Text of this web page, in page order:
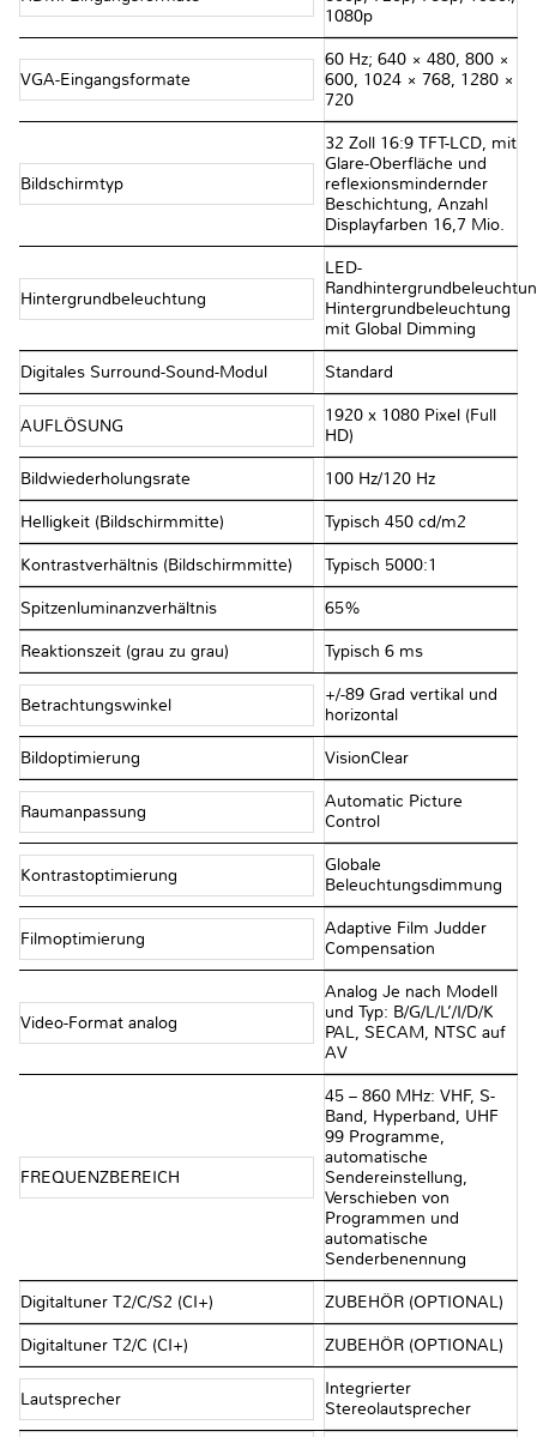
1080p
VGA-Eingangsformate
60 Hz; 640 × 480, 800 ×
600, 1024 × 768, 1280 ×
720
Bildschirmtyp
32 Zoll 16:9 TFT-LCD, mit
Glare-Oberfläche und
reflexionsmindernder
Beschichtung, Anzahl
Displayfarben 16,7 Mio.
Hintergrundbeleuchtung
LED-
Hintergrundbeleuchtung
mit Global Dimming
Digitales Surround-Sound-Modul Standard
AUFLÖSUNG
1920 x 1080 Pixel (Full
HD)
Bildwiederholungsrate 100 Hz/120 Hz
Helligkeit (Bildschirmmitte) Typisch 450 cd/m2
Kontrastverhältnis (Bildschirmmitte) Typisch 5000:1
Spitzenluminanzverhältnis 65%
Reaktionszeit (grau zu grau) Typisch 6 ms
Betrachtungswinkel
+/-89 Grad vertikal und
horizontal
Bildoptimierung VisionClear
Raumanpassung
Automatic Picture
Control
Kontrastoptimierung
Globale
Beleuchtungsdimmung
Filmoptimierung
Adaptive Film Judder
Compensation
Video-Format analog
Analog Je nach Modell
und Typ: B/G/L/L’/I/D/K
PAL, SECAM, NTSC auf
AV
FREQUENZBEREICH
45 – 860 MHz: VHF, S-
Band, Hyperband, UHF
99 Programme,
automatische
Sendereinstellung,
Verschieben von
Programmen und
automatische
Senderbenennung
Digitaltuner T2/C/S2 (CI+) ZUBEHÖR (OPTIONAL)
Digitaltuner T2/C (CI+) ZUBEHÖR (OPTIONAL)
Lautsprecher
Integrierter
Stereolautsprecher